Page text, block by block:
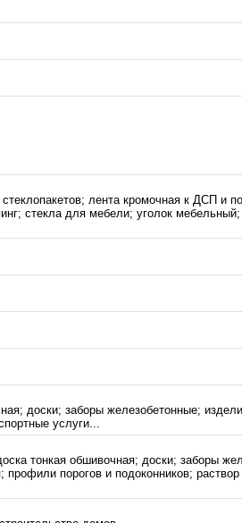
лента кромочная к ДСП и
стекла для мебели; уголок
доски; заборы железобетонные;
услуги...
тонкая обшивочная; доски; заборы
порогов и подоконников;